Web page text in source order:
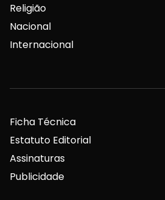
Religião
Nacional
Internacional
Ficha Técnica
Estatuto Editorial
Assinaturas
Publicidade